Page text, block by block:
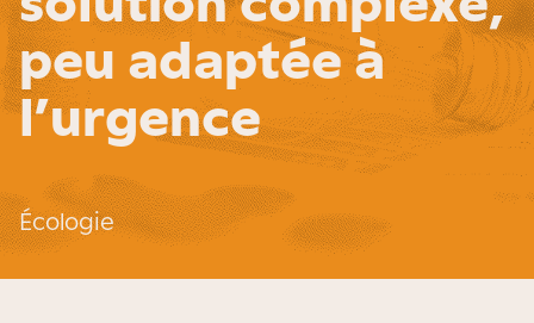
peu adaptée à
l’urgence
Écologie